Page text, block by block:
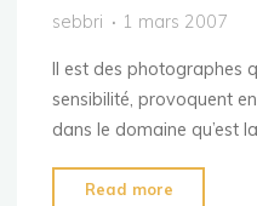
sebbri 1 mars 2007
Il est des photographes
sensibilité, provoquent
dans le domaine qu’est
Read more